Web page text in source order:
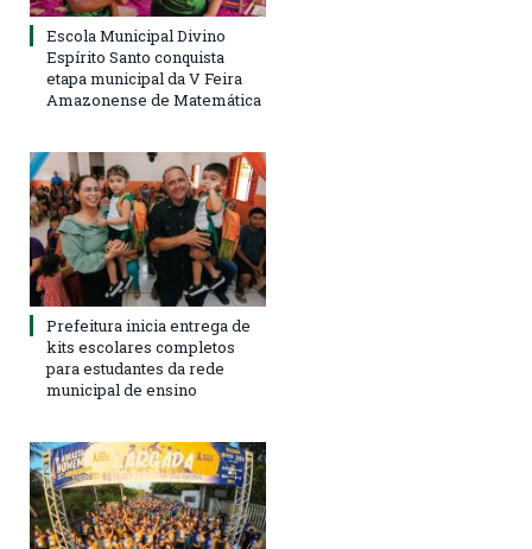
Escola Municipal Divino
Espírito Santo conquista
etapa municipal da V Feira
Amazonense de Matemática
Prefeitura inicia entrega de
kits escolares completos
para estudantes da rede
municipal de ensino